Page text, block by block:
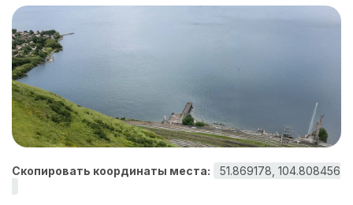
Локации Иркутска
Условия аренды
О компании
Контакты
Скопировать координаты места: 51.869178, 104.808456